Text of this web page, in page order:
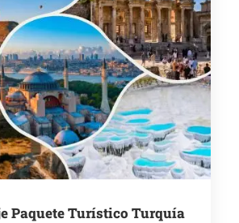
Paquete Turístico Turquía